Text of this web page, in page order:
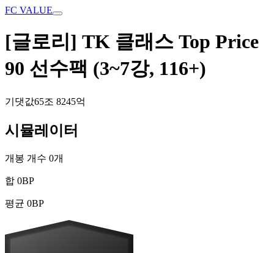
FC VALUE
[글로리] TK 클래스 Top Price
90 선수팩 (3~7강, 116+)
기댓값65조 8245억
시뮬레이터
개봉 개수 0개
합 0BP
평균 0BP